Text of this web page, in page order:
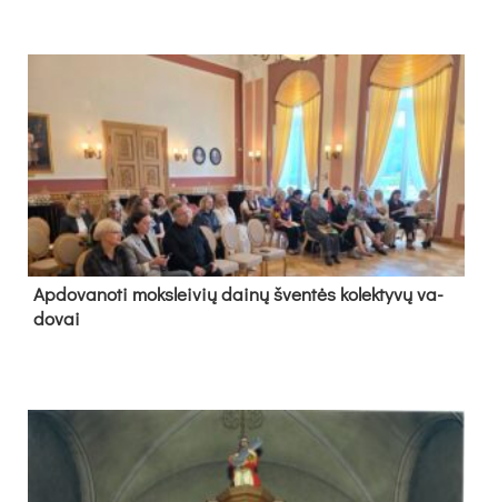
Ap­do­va­no­ti moks­lei­vių dai­nų šven­tės ko­lek­ty­vų va­
do­vai